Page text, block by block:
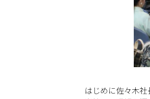
はじめに佐々木